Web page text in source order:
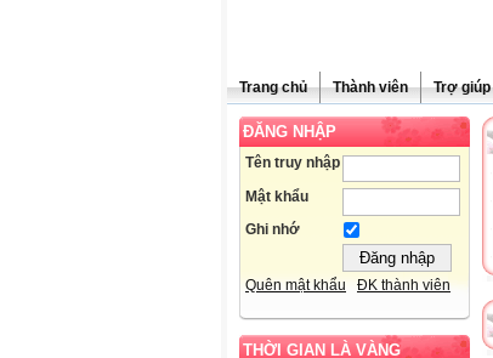
Trang chủ Thành viên Trợ giúp
ĐĂNG NHẬP
Tên truy nhập
Mật khẩu
Ghi nhớ
Quên mật khẩu ĐK thành viên
THỜI GIAN LÀ VÀNG